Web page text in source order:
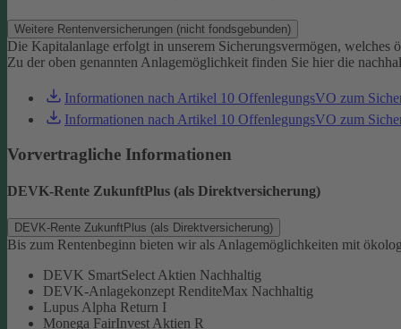
Weitere Rentenversicherungen (nicht fondsgebunden)
Die Kapitalanlage erfolgt in unserem Sicherungsvermögen, welches
Zu der oben genannten Anlagemöglichkeit finden Sie hier die
Informationen nach Artikel 10 OffenlegungsVO zum
Informationen nach Artikel 10 OffenlegungsVO zum
Vorvertragliche Informationen
DEVK-Rente ZukunftPlus (als Direktversicherung)
DEVK-Rente ZukunftPlus (als Direktversicherung)
Bis zum Rentenbeginn bieten wir als Anlagemöglichkeiten mit
DEVK SmartSelect Aktien Nachhaltig
DEVK-Anlagekonzept RenditeMax Nachhaltig
Lupus Alpha Return I
Monega FairInvest Aktien R